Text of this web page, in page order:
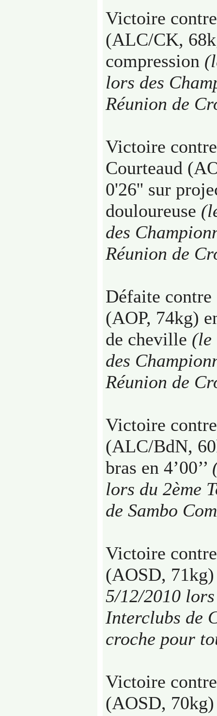
Victoire
(ALC/CK,
compression
lors des
Réunion de
Victoire
Courteaud
0'26'' sur
douloureuse
des
Réunion de
Défaite
(AOP, 74kg)
de cheville (le
des
Réunion de
Victoire
(ALC/BdN,
bras en 4’00’’
lors du 2ème
de Sambo
Victoire
(AOSD, 71kg)
5/12/2010 lors
Interclubs de
croche pour
Victoire
(AOSD,